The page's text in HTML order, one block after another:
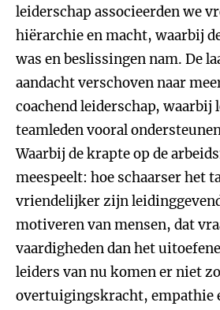
leiderschap associeerden we
hiërarchie en macht, waarbij
was en beslissingen nam. De
aandacht verschoven naar
coachend leiderschap, waarbij
teamleden vooral
Waarbij de krapte op de
meespeelt: hoe schaarser het
vriendelijker zijn
motiveren van mensen, dat
vaardigheden dan het
leiders van nu komen er niet
overtuigingskracht, empathie